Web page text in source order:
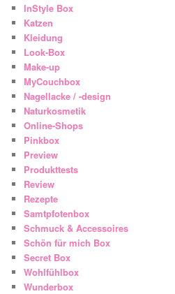
InStyle Box
Katzen
Kleidung
Look-Box
Make-up
MyCouchbox
Nagellacke / -design
Naturkosmetik
Online-Shops
Pinkbox
Preview
Produkttests
Review
Rezepte
Samtpfotenbox
Schmuck & Accessoires
Schön für mich Box
Secret Box
Wohlfühlbox
Wunderbox